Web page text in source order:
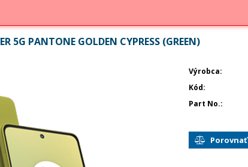
5G PANTONE GOLDEN CYPRESS (GREEN)
Výrobca
Kód
Part No.
Porovnať